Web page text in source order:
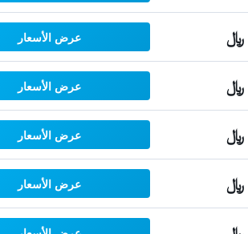
عرض الأسعار
عرض الأسعار
عرض الأسعار
عرض الأسعار